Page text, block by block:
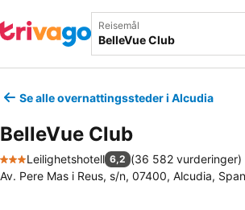
Reisemål
Se alle overnattingssteder i Alcudia
BelleVue Club
3 Stjerner
Leilighetshotell 6,2 (36 582 vurderinger)
Av. Pere Mas i Reus, s/n, 07400, Alcudia,